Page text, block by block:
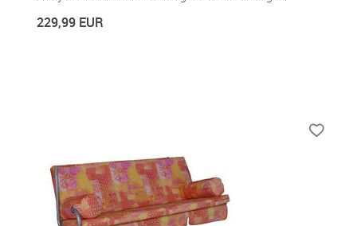
229,99 EUR